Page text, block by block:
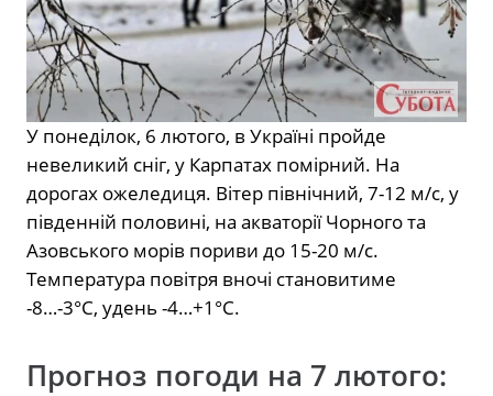
У понеділок, 6 лютого, в Україні пройде
невеликий сніг, у Карпатах помірний. На
дорогах ожеледиця. Вітер північний, 7-12 м/с, у
південній половині, на акваторії Чорного та
Азовського морів пориви до 15-20 м/с.
Температура повітря вночі становитиме
-8…-3°С, удень -4…+1°С.
Прогноз погоди на 7 лютого: